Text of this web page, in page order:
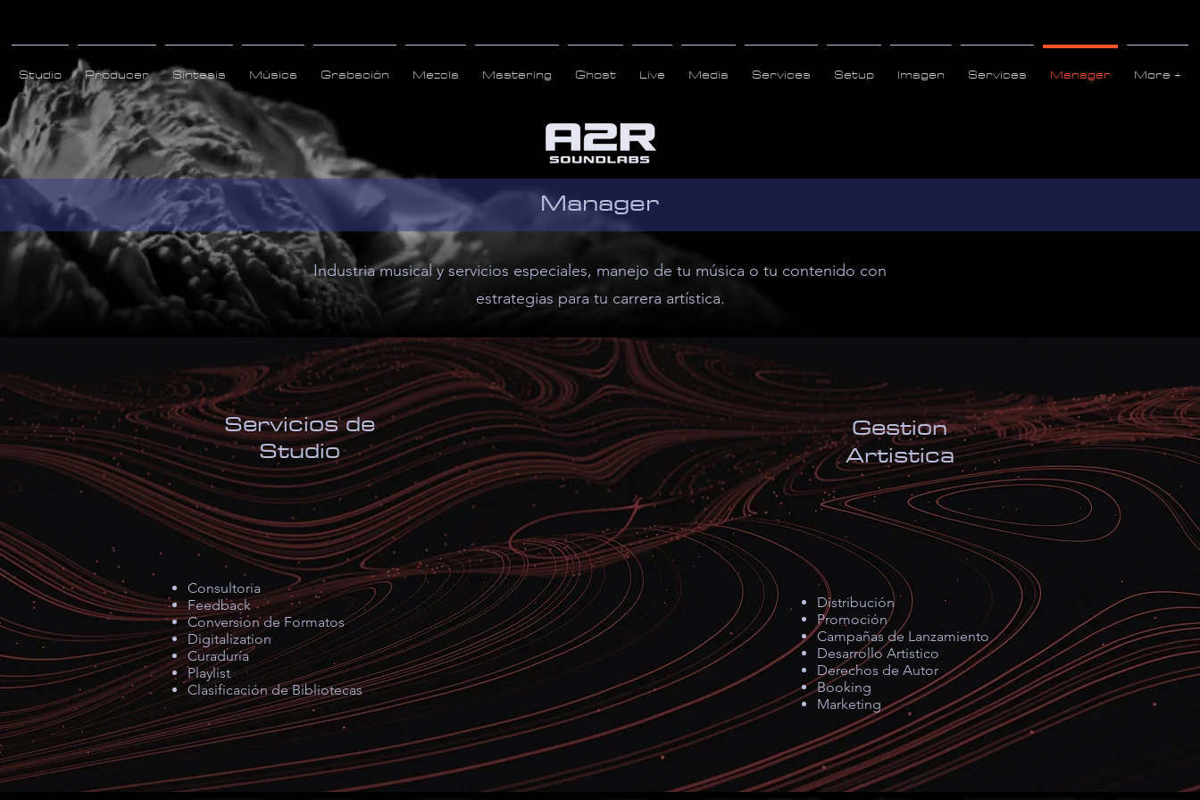
Studio Producer Síntesis Música Grabación Mezcla Mastering Ghost Live Media Services Setup Imagen Services Manager More +
Manager
Industria musical y servicios especiales, manejo de tu música o tu contenido con
estrategias para tu carrera artística.
Servicios de
Studio
Consultoria
Feedback
Conversion de Formatos
Digitalization
Curaduría
Playlist
Clasificación de Bibliotecas
Gestion
Artistica
Distribución
Promoción
Campañas de Lanzamiento
Desarrollo Artistico
Derechos de Autor
Booking
Marketing